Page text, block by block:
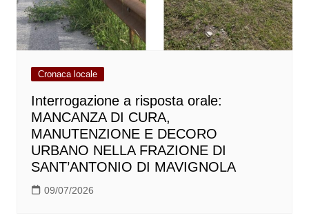
Cronaca locale
Interrogazione a risposta orale:
MANCANZA DI CURA,
MANUTENZIONE E DECORO
URBANO NELLA FRAZIONE DI
SANT’ANTONIO DI MAVIGNOLA
09/07/2026